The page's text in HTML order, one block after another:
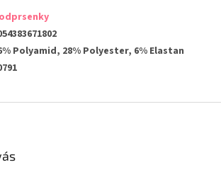
Polyamid, 28% Polyester, 6% Elastan